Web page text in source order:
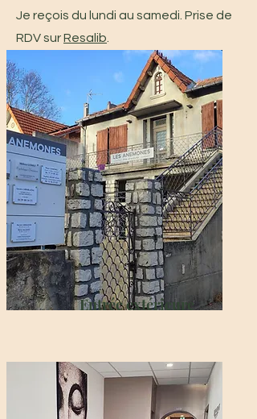
Je reçois du lundi au samedi. Prise de
RDV surResalib
Entrée extérieure